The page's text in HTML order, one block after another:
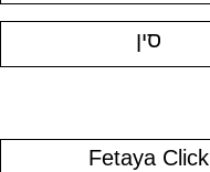
סין
Fetaya Click